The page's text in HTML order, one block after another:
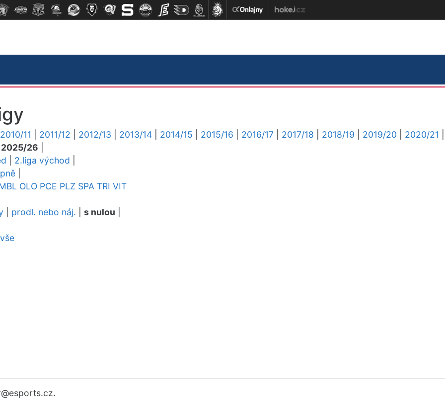
2010/11 2011/12 2012/13 2013/14 2014/15 2015/16 2016/17 2017/18 2018/19 2019/20 2020/21
2025/26
2.liga východ
OLO PCE PLZ SPA TRI VIT
prodl. nebo náj. s nulou
@esports.cz.